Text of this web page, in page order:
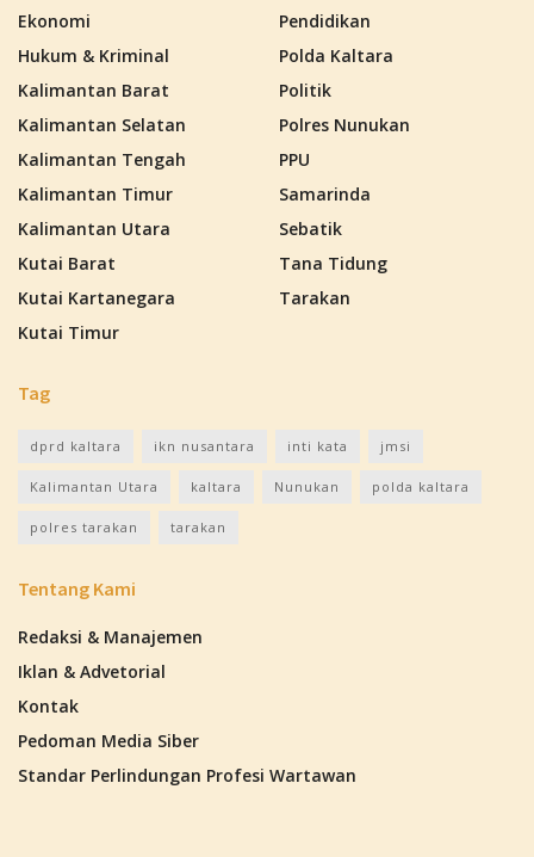
Ekonomi
Hukum & Kriminal
Kalimantan Barat
Kalimantan Selatan
Kalimantan Tengah
Kalimantan Timur
Kalimantan Utara
Kutai Barat
Kutai Kartanegara
Kutai Timur
Pendidikan
Polda Kaltara
Politik
Polres Nunukan
PPU
Samarinda
Sebatik
Tana Tidung
Tarakan
Tag
dprd kaltara ikn nusantara inti kata jmsi
Kalimantan Utara kaltara Nunukan polda kaltara
polres tarakan tarakan
Tentang Kami
Redaksi & Manajemen
Iklan & Advetorial
Kontak
Pedoman Media Siber
Standar Perlindungan Profesi Wartawan